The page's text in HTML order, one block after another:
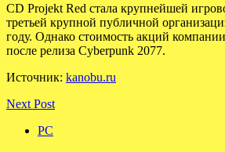
CD Projekt Red стала крупнейшей
третьей крупной публичной
году. Однако стоимость акций
после релиза Cyberpunk 2077.
Источник: kanobu.ru
Next Post
PC